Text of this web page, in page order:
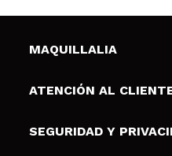
MAQUILLALIA
Sobre nosotros
Tarjetas de Regalo
ATENCIÓN AL
Envíos y
SEGURIDAD Y